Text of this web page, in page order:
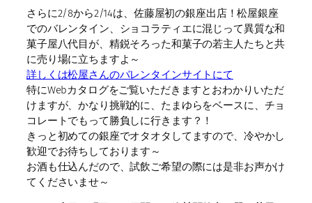
さらに2/8から2/14は、佐藤屋初の銀座出店！松屋銀座
でのバレンタイン、ショコラティエに混じって異質な和
菓子屋八代目が、精鋭そろった和菓子の若主人たちと共
に売り場に立ちますよ～
詳しくは松屋さんのバレンタインサイトにて
特にWebカタログをご覧いただきますとおわかりいただ
けますが、かなり挑戦的に、たまゆらをベースに、チョ
コレートでもって勝負しに行きます？！
きっと初めての銀座でオタオタしてますので、冷やかし
歓迎でお待ちしております～
お酒も仕込んだので、試飲ご希望の際には是非お声かけ
てくださいませ～